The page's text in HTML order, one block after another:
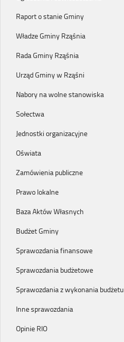
Raport o stanie Gminy
Władze Gminy Rząśnia
Rada Gminy Rząśnia
Urząd Gminy w Rząśni
Nabory na wolne stanowiska
Sołectwa
Jednostki organizacyjne
Oświata
Zamówienia publiczne
Prawo lokalne
Baza Aktów Własnych
Budżet Gminy
Sprawozdania finansowe
Sprawozdania budżetowe
Sprawozdania z wykonania budżetu
Inne sprawozdania
Opinie RIO